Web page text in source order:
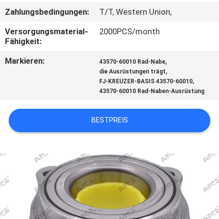
NACHRICHTEN
ANGEBOT
SITEMAP
Zahlungsbedingungen:
T/T, Western Union,
Versorgungsmaterial-
Fähigkeit:
2000PCS/month
Markieren: 43570-60010 Rad-Nabe,
die Ausrüstungen trägt,
FJ-KREUZER-BASIS 43570-60010,
43570-60010 Rad-Naben-Ausrüstung
BESTPREIS